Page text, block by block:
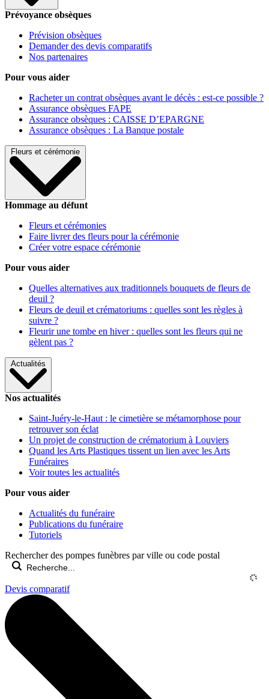
Prévoyance obsèques
Prévision obsèques
Demander des devis comparatifs
Nos partenaires
Pour vous aider
Racheter un contrat obsèques avant le décès : est-ce possible ?
Assurance obsèques FAPE
Assurance obsèques : CAISSE D’EPARGNE
Assurance obsèques : La Banque postale
Fleurs et cérémonie
Hommage au défunt
Fleurs et cérémonies
Faire livrer des fleurs pour la cérémonie
Créer votre espace cérémonie
Pour vous aider
Quelles alternatives aux traditionnels bouquets de fleurs de
deuil ?
Fleurs de deuil et crématoriums : quelles sont les règles à
suivre ?
Fleurir une tombe en hiver : quelles sont les fleurs qui ne
gèlent pas ?
Actualités
Nos actualités
Saint-Juéry-le-Haut : le cimetière se métamorphose pour
retrouver son éclat
Un projet de construction de crématorium à Louviers
Quand les Arts Plastiques tissent un lien avec les Arts
Funéraires
Voir toutes les actualités
Pour vous aider
Actualités du funéraire
Publications du funéraire
Tutoriels
Rechercher des pompes funèbres par ville ou code postal
Devis comparatif